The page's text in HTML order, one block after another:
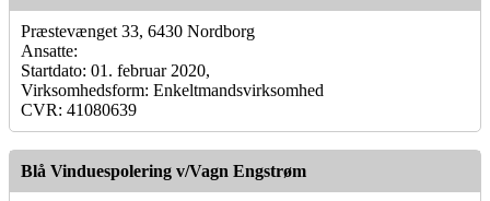
Præstevænget 33, 6430 Nordborg
Ansatte:
Startdato: 01. februar 2020,
Virksomhedsform: Enkeltmandsvirksomhed
CVR: 41080639
Blå Vinduespolering v/Vagn Engstrøm